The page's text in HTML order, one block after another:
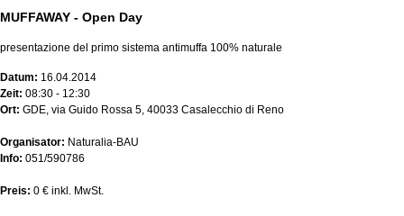
MUFFAWAY - Open Day
presentazione del primo sistema antimuffa 100% naturale
Datum: 16.04.2014
Zeit: 08:30 - 12:30
Ort: GDE, via Guido Rossa 5, 40033 Casalecchio di Reno
Organisator: Naturalia-BAU
Info: 051/590786
Preis: 0 € inkl. MwSt.